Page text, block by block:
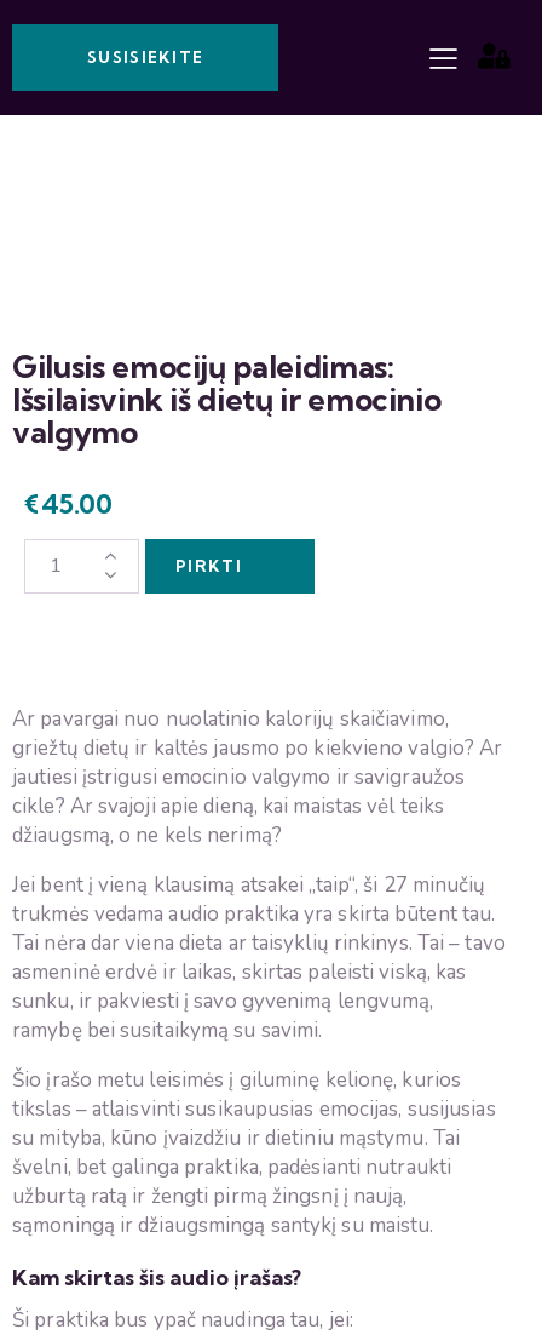
SUSISIEKITE
Gilusis emocijų paleidimas:
Išsilaisvink iš dietų ir emocinio
valgymo
€45.00
PIRKTI
Ar pavargai nuo nuolatinio kalorijų skaičiavimo,
griežtų dietų ir kaltės jausmo po kiekvieno valgio? Ar
jautiesi įstrigusi emocinio valgymo ir savigraužos
cikle? Ar svajoji apie dieną, kai maistas vėl teiks
džiaugsmą, o ne kels nerimą?
Jei bent į vieną klausimą atsakei „taip“, ši 27 minučių
trukmės vedama audio praktika yra skirta būtent tau.
Tai nėra dar viena dieta ar taisyklių rinkinys. Tai – tavo
asmeninė erdvė ir laikas, skirtas paleisti viską, kas
sunku, ir pakviesti į savo gyvenimą lengvumą,
ramybę bei susitaikymą su savimi.
Šio įrašo metu leisimės į giluminę kelionę, kurios
tikslas – atlaisvinti susikaupusias emocijas, susijusias
su mityba, kūno įvaizdžiu ir dietiniu mąstymu. Tai
švelni, bet galinga praktika, padėsianti nutraukti
užburtą ratą ir žengti pirmą žingsnį į naują,
sąmoningą ir džiaugsmingą santykį su maistu.
Kam skirtas šis audio įrašas?
Ši praktika bus ypač naudinga tau, jei: